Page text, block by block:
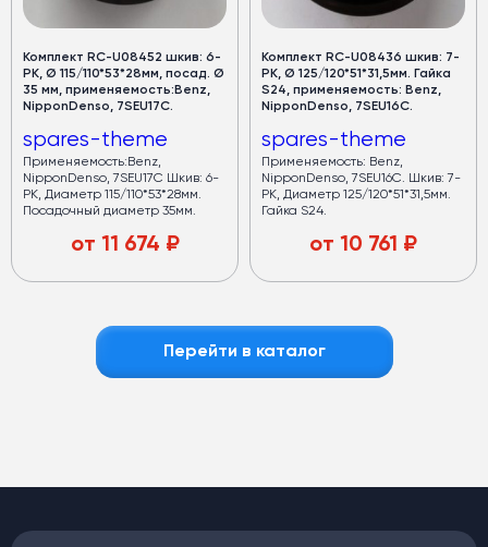
Комплект RC-U08452 шкив: 6-
PK, Ø 115/110*53*28мм, посад. Ø
35 мм, применяемость:Benz,
NipponDenso, 7SEU17C.
spares-theme
Применяемость:Benz,
NipponDenso, 7SEU17C Шкив: 6-
PK, Диаметр 115/110*53*28мм.
Посадочный диаметр 35мм.
от 11 674 ₽
Комплект RC-U08436 шкив: 7-
PK, Ø 125/120*51*31,5мм. Гайка
S24, применяемость: Benz,
NipponDenso, 7SEU16C.
spares-theme
Применяемость: Benz,
NipponDenso, 7SEU16C. Шкив: 7-
PK, Диаметр 125/120*51*31,5мм.
Гайка S24.
от 10 761 ₽
Перейти в каталог